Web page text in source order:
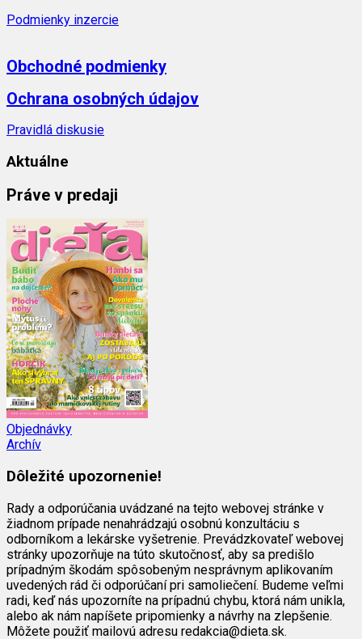
Podmienky inzercie
Obchodné podmienky
Ochrana osobných údajov
Pravidlá diskusie
Aktuálne
Práve v predaji
Objednávky
Archív
Dôležité upozornenie!
Rady a odporúčania uvádzané na tejto webovej stránke v
žiadnom prípade nenahrádzajú osobnú konzultáciu s
odborníkom a lekárske vyšetrenie. Prevádzkovateľ webovej
stránky upozorňuje na túto skutočnosť, aby sa predišlo
prípadným škodám spôsobeným nesprávnym aplikovaním
uvedených rád či odporúčaní pri samoliečení. Budeme veľmi
radi, keď nás upozorníte na prípadnú chybu, ktorá nám unikla,
alebo ak nám napíšete pripomienky a návrhy na zlepšenie.
Môžete použiť mailovú adresu redakcia@dieta.sk.